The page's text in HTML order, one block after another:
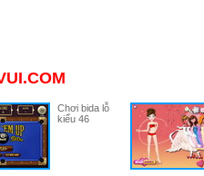
Chơi bida lỗ
kiểu 46